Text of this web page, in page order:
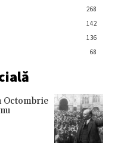
268
142
136
68
Octombrie